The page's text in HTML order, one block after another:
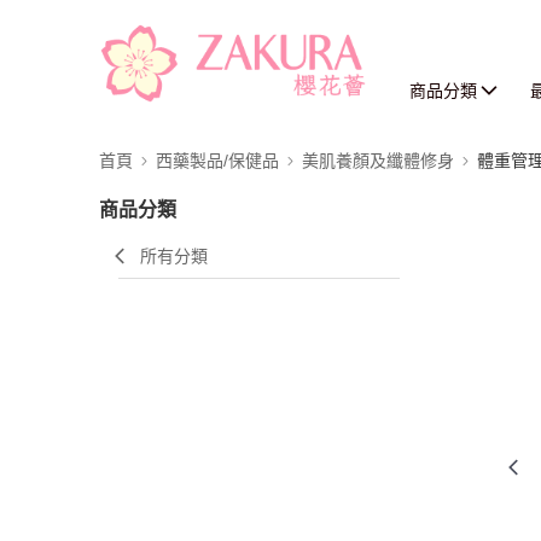
商品分類
首頁 西藥製品/保健品 美肌養顏及纖體修身 體重管
商品分類
所有分類